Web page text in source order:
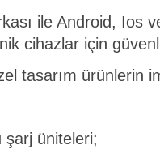
ile Android, Ios
cihazlar için
tasarım ürünlerin
şarj üniteleri;